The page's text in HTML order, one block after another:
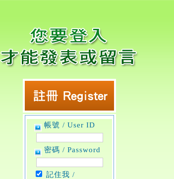
帳號 / User ID
密碼 / Password
記住我 /